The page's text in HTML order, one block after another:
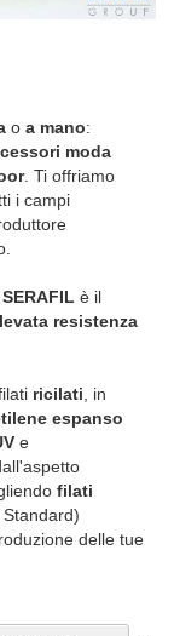
o a mano:
moda
. Ti offriamo
i campi
SERAFIL è il
resistenza
ricilati , in
espanso
e
filati
delle tue